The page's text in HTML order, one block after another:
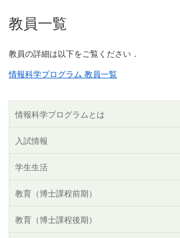
教員一覧
教員の詳細は以下をご覧ください．
情報科学プログラム 教員一覧
情報科学プログラムとは
入試情報
学生生活
教育（博士課程前期）
教育（博士課程後期）